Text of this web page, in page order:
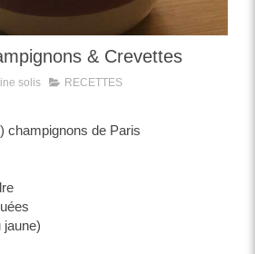
& Crevettes
solis RECETTES
champignons de Paris
jaune)